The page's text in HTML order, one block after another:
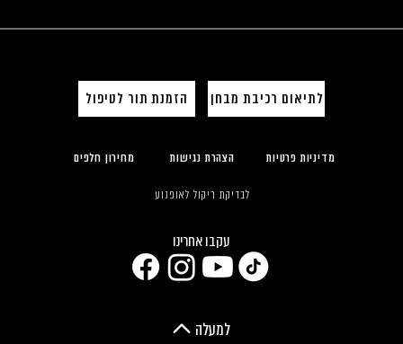
עקבו אחרינו
הזמנת תור לטיפול לתיאום רכיבת מבחן
מחירון חלפים הצהרת נגישות מדיניות פרטיות
לבדיקת ריקול לאופנוע
למעלה